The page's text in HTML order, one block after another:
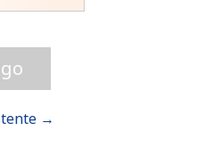
contraseña? →
→